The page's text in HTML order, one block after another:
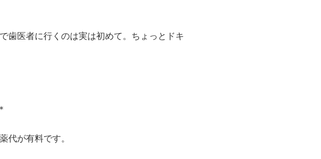
歯医者に行くのは実は初めて。ちょっとドキ
代が有料です。